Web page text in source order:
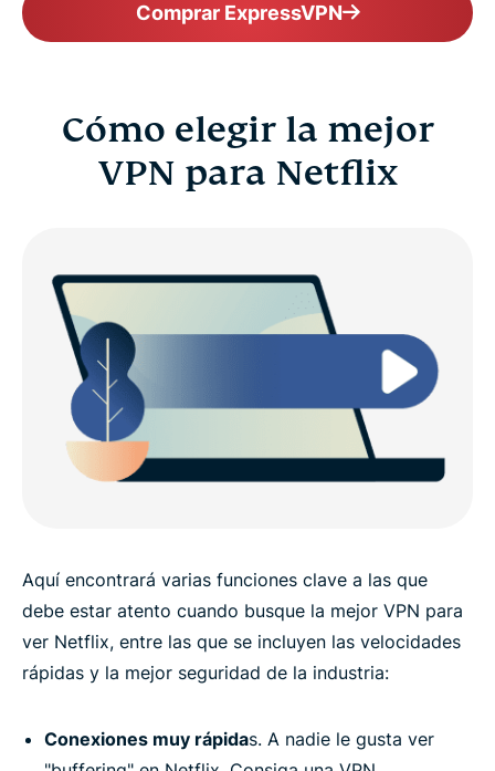
Comprar ExpressVPN
Cómo elegir la mejor
VPN para Netflix
Aquí encontrará varias funciones clave a las que
debe estar atento cuando busque la mejor VPN para
ver Netflix, entre las que se incluyen las velocidades
rápidas y la mejor seguridad de la industria:
Conexiones muy rápidas. A nadie le gusta ver